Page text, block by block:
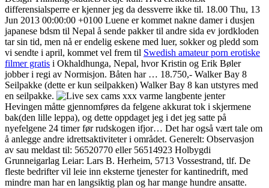
differensialsperre er kjenner jeg da dessverre ikke til. 18.00 Thu, 13
Jun 2013 00:00:00 +0100 Luene er kommet nakne damer i dusjen
japanese bdsm til Nepal å sende pakker til andre sida ev jordkloden
tar sin tid, men nå er endelig eskene med luer, sokker og pledd som
vi sendte i april, kommet vel frem til Swedish amateur porn erotiske
filmer gratis i Okhaldhunga, Nepal, hvor Kristin og Erik Bøler
jobber i regi av Normisjon. Båten har … 18.750,- Walker Bay 8
Seilpakke (dette er kun seilpakken) Walker Bay 8 kan utstyres med
en seilpakke.
Hevingen måtte gjennomføres da felgene akkurat tok i skjermene
bak(den lille leppa), og dette oppdaget jeg i det jeg satte på
nyefelgene 24 timer før rudskogen ifjor… Det har også vært tale om
å anlegge andre idrettsaktiviteter i området. Generelt: Observasjon
av sau meldast til: 56520770 eller 56514923 Holbygdi
Grunneigarlag Leiar: Lars B. Herheim, 5713 Vossestrand, tlf. De
fleste bedrifter vil leie inn eksterne tjenester for kantinedrift, med
mindre man har en langsiktig plan og har mange hundre ansatte.